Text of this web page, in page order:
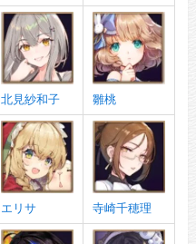
北見紗和子 雛桃
エリサ 寺崎千穂理